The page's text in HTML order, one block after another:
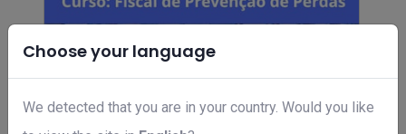
Choose your language
We detected that you are in your country. Would you like